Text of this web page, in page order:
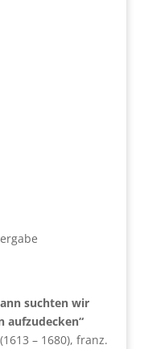
suchten wir
aufzudecken“
– 1680), franz.